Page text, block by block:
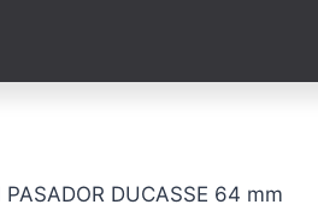
PASADOR DUCASSE 64 mm